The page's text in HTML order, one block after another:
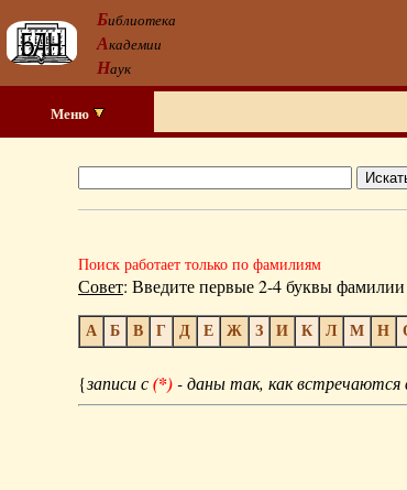
Библиотека
Академии
Наук
Меню
Поиск работает только по фамилиям
Совет: Введите первые 2-4 буквы
А Б В Г Д Е Ж З И К Л М Н
{записи с(*)- даны так, как встречаются